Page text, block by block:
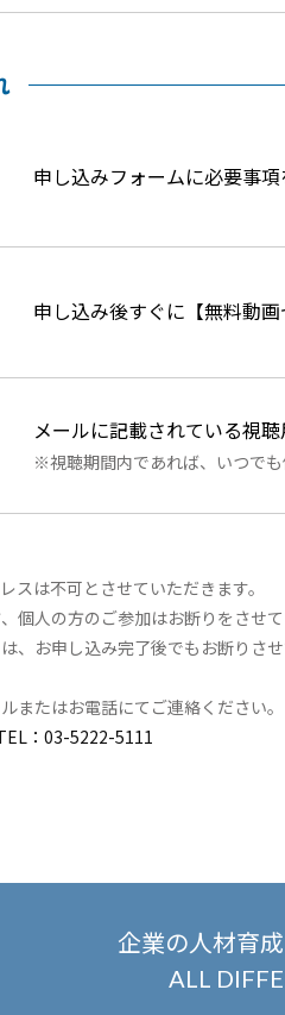
申し込みフォームに必要事
申し込み後すぐに【無料動
メールに記載されている視
視聴期間内であれば、いつで
スは不可とさせていただきます。
個人の方のご参加はお断りをさせて
、お申し込み完了後でもお断りさ
またはお電話にてご連絡ください。
：03-5222-5111
企業の人材育
ALL